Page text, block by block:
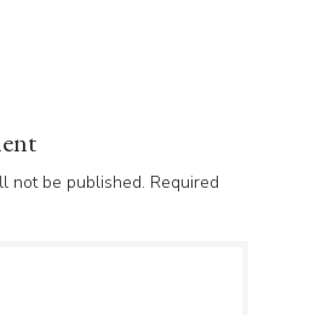
not be published. Required